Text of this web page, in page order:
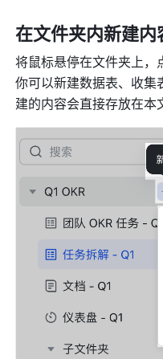
在文件夹内新建内
将鼠标悬停在文件夹上，
你可以新建数据表、收
建的内容会直接存放在本